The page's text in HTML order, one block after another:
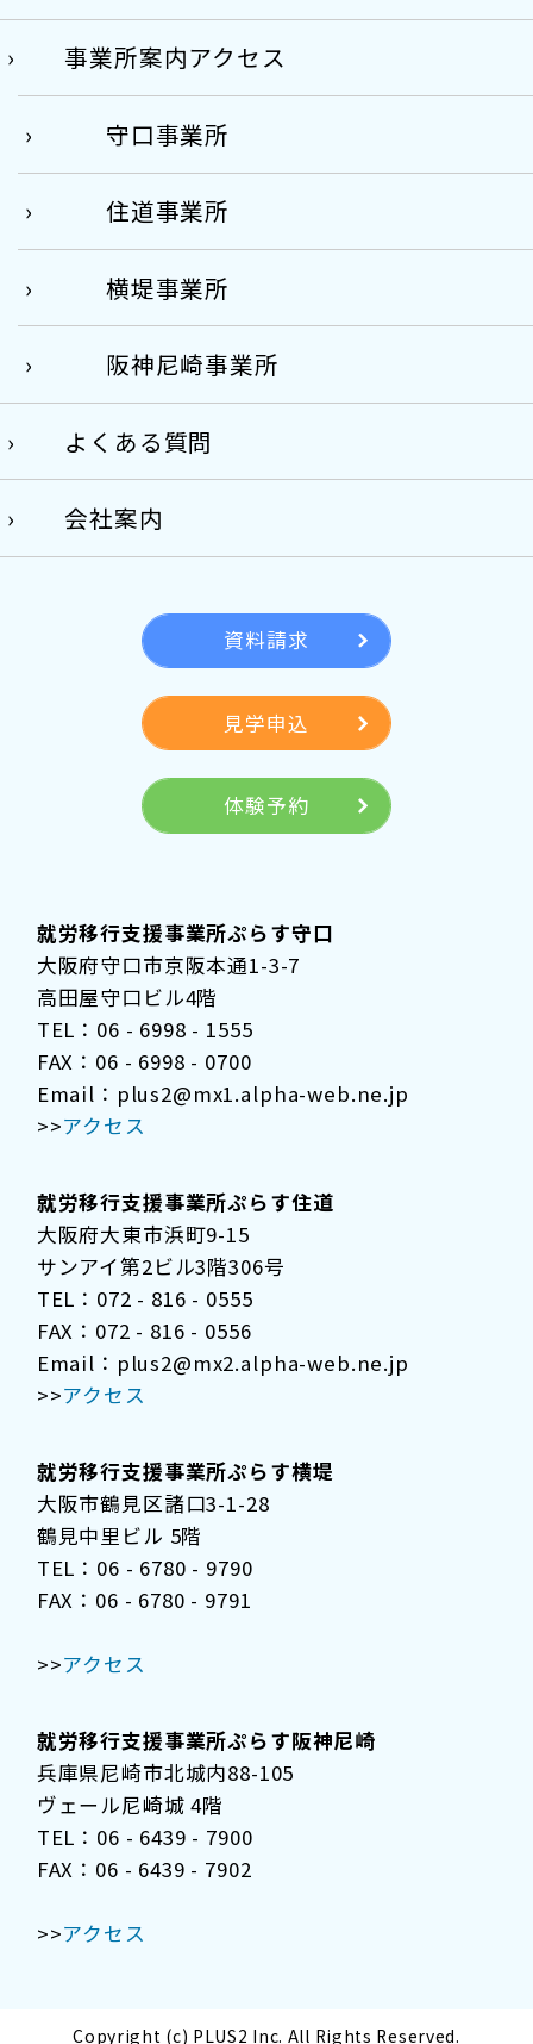
事業所案内アクセス
守口事業所
住道事業所
横堤事業所
阪神尼崎事業所
よくある質問
会社案内
資料請求
見学申込
体験予約
就労移行支援事業所ぷらす守口
大阪府守口市京阪本通1-3-7
高田屋守口ビル4階
TEL：06 - 6998 - 1555
FAX：06 - 6998 - 0700
Email：plus2@mx1.alpha-web.ne.jp
>>アクセス
就労移行支援事業所ぷらす住道
大阪府大東市浜町9-15
サンアイ第2ビル3階306号
TEL：072 - 816 - 0555
FAX：072 - 816 - 0556
Email：plus2@mx2.alpha-web.ne.jp
>>アクセス
就労移行支援事業所ぷらす横堤
大阪市鶴見区諸口3-1-28
鶴見中里ビル 5階
TEL：06 - 6780 - 9790
FAX：06 - 6780 - 9791
>>アクセス
就労移行支援事業所ぷらす阪神尼崎
兵庫県尼崎市北城内88-105
ヴェール尼崎城 4階
TEL：06 - 6439 - 7900
FAX：06 - 6439 - 7902
>>アクセス
Copyright (c) PLUS2 Inc. All Rights Reserved.